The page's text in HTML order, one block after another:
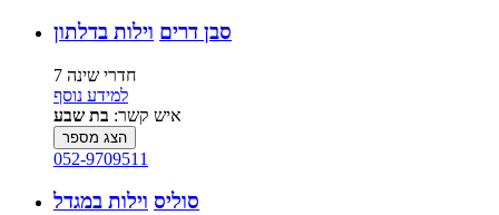
סבן דרים וילות בדלתון
7 חדרי שינה
למידע נוסף
איש קשר: בת שבע
הצג מספר
052-9709511
סוליס וילות במגדל